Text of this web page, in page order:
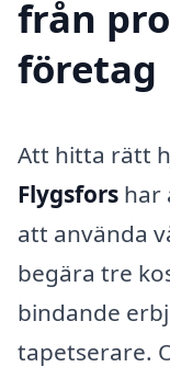
från
företag
Att hitta rätt
Flygsfors har
att använda
begära tre
bindande
tapetserare.